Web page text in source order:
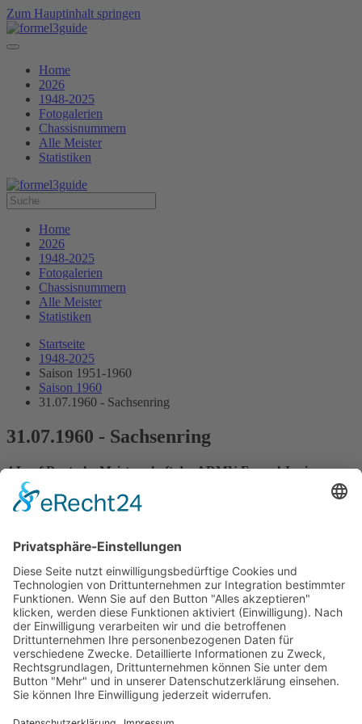
Zum Hauptinhalt springen
Home
2026
1948-2025
Fotogalerien
Chassisnummern
Alle Meister
Statistiken
Home
2026
1948-2025
Fotogalerien
Chassisnummern
Alle Meister
Statistiken
Startseite
1948-2025
Saison 1951-1960
Saison 1960
31.07.1960 - Sachsenring
31.07.1960 - Sachsenring
4.Lauf Deutsche Meisterschaft des ADMV Formel Junior
Streckenskizze Programmheft
Alle Ergebnisse:
Nennungsliste
Ergebnis Zeittraining Original Zeitnahme
Startaufstellung
Original Zeitnahme
Ergebnis Rennen
Original Zeitnahme
Bericht Rennen